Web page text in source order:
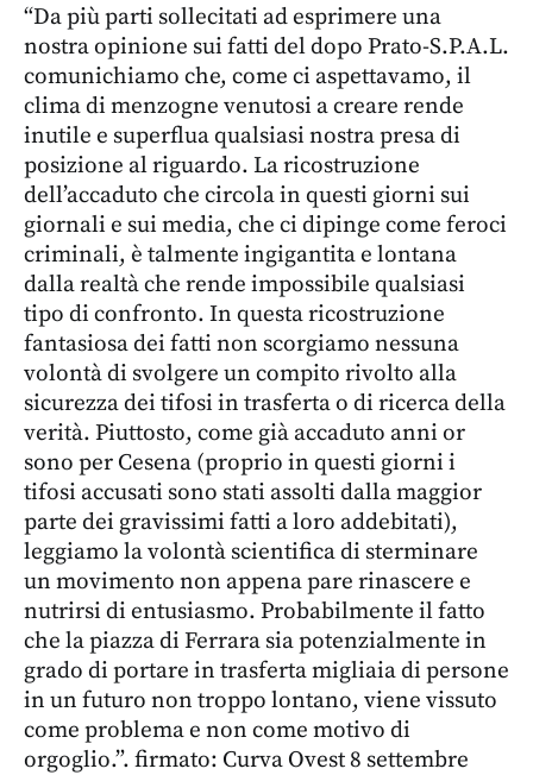
“Da più parti sollecitati ad esprimere una
nostra opinione sui fatti del dopo Prato-S.P.A.L.
comunichiamo che, come ci aspettavamo, il
clima di menzogne venutosi a creare rende
inutile e superflua qualsiasi nostra presa di
posizione al riguardo. La ricostruzione
dell’accaduto che circola in questi giorni sui
giornali e sui media, che ci dipinge come feroci
criminali, è talmente ingigantita e lontana
dalla realtà che rende impossibile qualsiasi
tipo di confronto. In questa ricostruzione
fantasiosa dei fatti non scorgiamo nessuna
volontà di svolgere un compito rivolto alla
sicurezza dei tifosi in trasferta o di ricerca della
verità. Piuttosto, come già accaduto anni or
sono per Cesena (proprio in questi giorni i
tifosi accusati sono stati assolti dalla maggior
parte dei gravissimi fatti a loro addebitati),
leggiamo la volontà scientifica di sterminare
un movimento non appena pare rinascere e
nutrirsi di entusiasmo. Probabilmente il fatto
che la piazza di Ferrara sia potenzialmente in
grado di portare in trasferta migliaia di persone
in un futuro non troppo lontano, viene vissuto
come problema e non come motivo di
orgoglio.”. firmato: Curva Ovest 8 settembre